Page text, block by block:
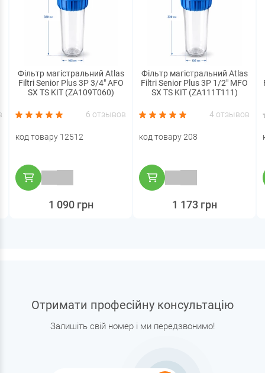
Фільтр магістральний Atlas
Filtri Senior Plus 3P 3/4" AFO
SX TS KIT (ZA109T060)
6 отзывов
код товару 12512
1 090 грн
Фільтр магістральний Atlas
Filtri Senior Plus 3P 1/2" MFO
SX TS KIT (ZA111T111)
4 отзывов
код товару 208
1 173 грн
Отримати професійну консультацію
Залишіть свій номер і ми передзвонимо!